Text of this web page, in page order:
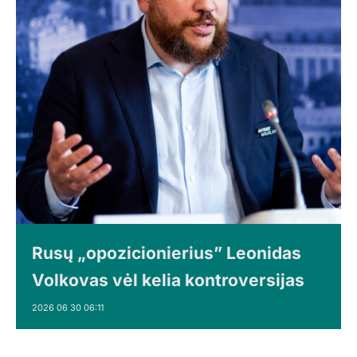
Rusų „opozicionierius” Leonidas
Volkovas vėl kelia kontroversijas
2026 06 30 06:11